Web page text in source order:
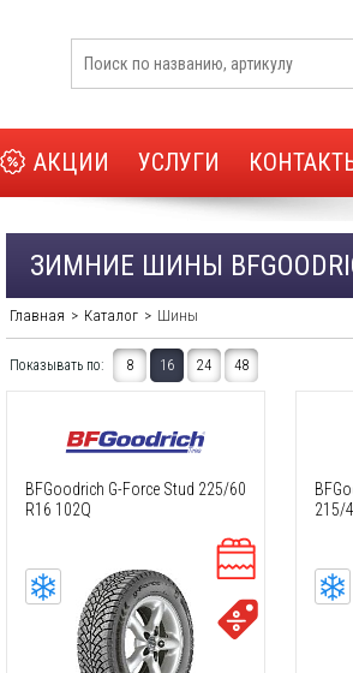
АКЦИИ УСЛУГИ
ЗИМНИЕ ШИНЫ
Главная Каталог Шины
Показывать по: 8 16 24 48
BFGoodrich G-Force Stud 225/60
R16 102Q
215/